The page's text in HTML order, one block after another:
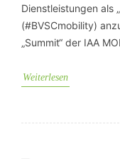
Dienstleistungen als
(#BVSCmobility)
„Summit“ der IAA
Weiterlesen